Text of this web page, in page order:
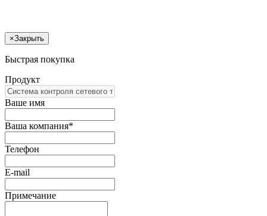
×Закрыть
Быстрая покупка
Продукт
Ваше имя
Ваша компания*
Телефон
E-mail
Примечание